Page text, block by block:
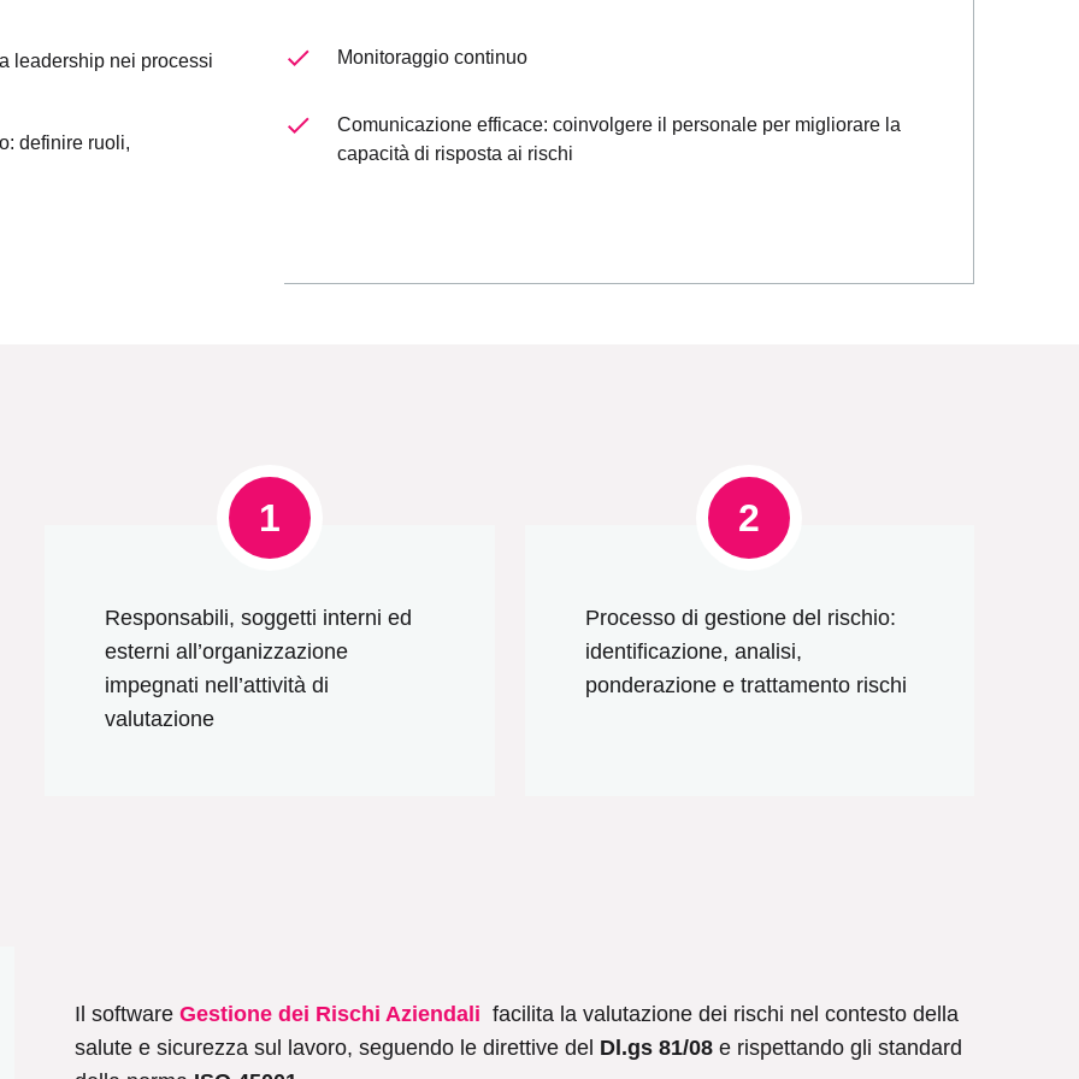
leadership nei processi
definire ruoli,
Monitoraggio continuo
Comunicazione efficace: coinvolgere il personale per migliorare la
capacità di risposta ai rischi
1
Responsabili, soggetti interni ed
esterni all’organizzazione
impegnati nell’attività di
valutazione
2
Processo di gestione del rischio:
identificazione, analisi,
ponderazione e trattamento rischi
Il softwareGestione dei Rischi Aziendali facilita la valutazione dei rischi nel contesto della
salute e sicurezza sul lavoro, seguendo le direttive del Dl.gs 81/08 e rispettando gli standard